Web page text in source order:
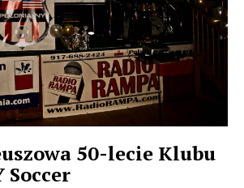
50-lecie Klubu
Soccer